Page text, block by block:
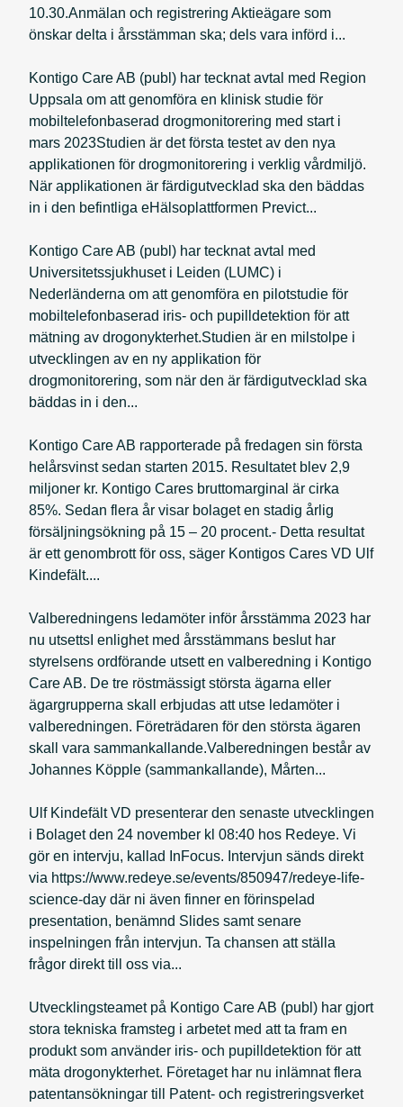
10.30.Anmälan och registrering Aktieägare som
önskar delta i årsstämman ska; dels vara införd i...
Kontigo Care AB (publ) har tecknat avtal med Region
Uppsala om att genomföra en klinisk studie för
mobiltelefonbaserad drogmonitorering med start i
mars 2023Studien är det första testet av den nya
applikationen för drogmonitorering i verklig vårdmiljö.
När applikationen är färdigutvecklad ska den bäddas
in i den befintliga eHälsoplattformen Previct...
Kontigo Care AB (publ) har tecknat avtal med
Universitetssjukhuset i Leiden (LUMC) i
Nederländerna om att genomföra en pilotstudie för
mobiltelefonbaserad iris- och pupilldetektion för att
mätning av drogonykterhet.Studien är en milstolpe i
utvecklingen av en ny applikation för
drogmonitorering, som när den är färdigutvecklad ska
bäddas in i den...
Kontigo Care AB rapporterade på fredagen sin första
helårsvinst sedan starten 2015. Resultatet blev 2,9
miljoner kr. Kontigo Cares bruttomarginal är cirka
85%. Sedan flera år visar bolaget en stadig årlig
försäljningsökning på 15 – 20 procent.- Detta resultat
är ett genombrott för oss, säger Kontigos Cares VD Ulf
Kindefält....
Valberedningens ledamöter inför årsstämma 2023 har
nu utsettsI enlighet med årsstämmans beslut har
styrelsens ordförande utsett en valberedning i Kontigo
Care AB. De tre röstmässigt största ägarna eller
ägargrupperna skall erbjudas att utse ledamöter i
valberedningen. Företrädaren för den största ägaren
skall vara sammankallande.Valberedningen består av
Johannes Köpple (sammankallande), Mårten...
Ulf Kindefält VD presenterar den senaste utvecklingen
i Bolaget den 24 november kl 08:40 hos Redeye. Vi
gör en intervju, kallad InFocus. Intervjun sänds direkt
via https://www.redeye.se/events/850947/redeye-life-
science-day där ni även finner en förinspelad
presentation, benämnd Slides samt senare
inspelningen från intervjun. Ta chansen att ställa
frågor direkt till oss via...
Utvecklingsteamet på Kontigo Care AB (publ) har gjort
stora tekniska framsteg i arbetet med att ta fram en
produkt som använder iris- och pupilldetektion för att
mäta drogonykterhet. Företaget har nu inlämnat flera
patentansökningar till Patent- och registreringsverket